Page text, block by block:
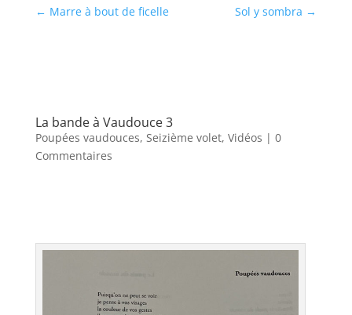
← Marre à bout de ficelle Sol y sombra →
La bande à Vaudouce 3
Poupées vaudouces, Seizième volet, Vidéos | 0
Commentaires